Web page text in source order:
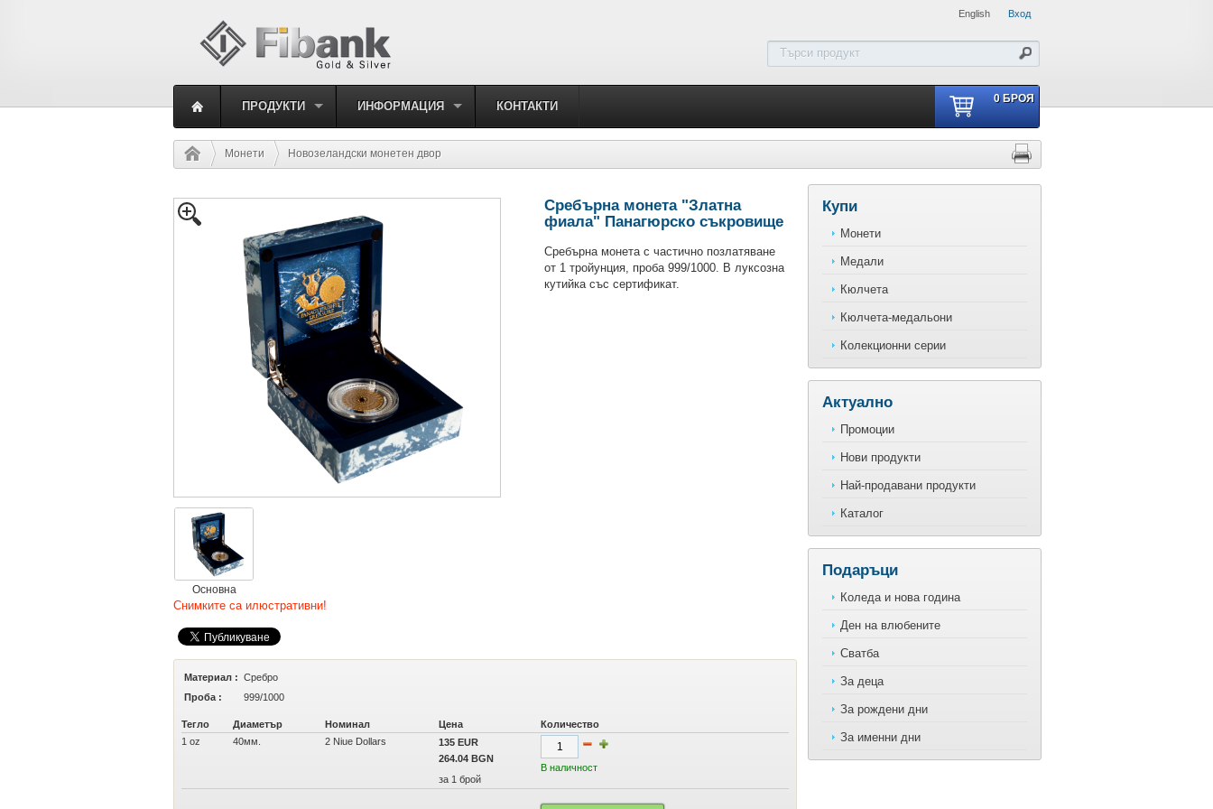
English Вход
ПРОДУКТИ ИНФОРМАЦИЯ КОНТАКТИ
0БРОЯ
Монети Новозеландски монетен двор
Основна
Снимките са илюстративни!
Сребърна монета "Златна
фиала" Панагюрско съкровище
Сребърна монета с частично позлатяване
от 1 тройунция, проба 999/1000. В луксозна
кутийка със сертификат.
Материал : Сребро
Проба :
999/1000
Тегло Диаметър Номинал Цена
Количество
1 oz
40мм. 2 Niue Dollars
135 EUR
264.04 BGN
за 1 брой
В наличност
Купи
Монети
Медали
Кюлчета
Кюлчета-медальони
Колекционни серии
Актуално
Промоции
Нови продукти
Най-продавани продукти
Каталог
Подаръци
Коледа и нова година
Ден на влюбените
Сватба
За деца
За рождени дни
За именни дни